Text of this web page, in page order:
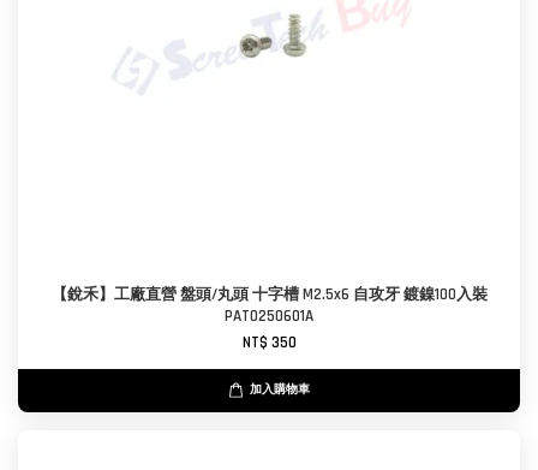
【銳禾】工廠直營 盤頭/丸頭 十字槽 M2.5x6 自攻牙 鍍鎳100入裝
PAT0250601A
NT$ 350
加入購物車